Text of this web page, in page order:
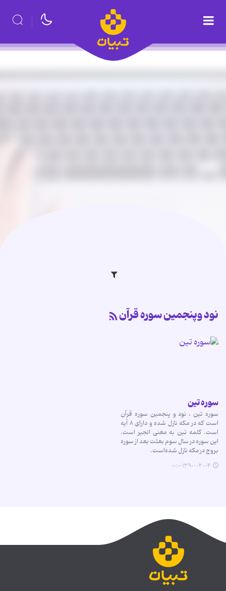
نود وپنجمین سوره قرآن
سوره تین
سوره تین ، نود و پنجمین سوره قرآن
است که در مکه نازل شده و دارای ۸ آیه
است. کلمه تین به معنی انجیر است.
این سوره در سال سوم بعثت بعد از سوره
بروج در مکه نازل شده‌است.
۱۳۹۰-۰۲-۰۴ ۰۰:۰۰